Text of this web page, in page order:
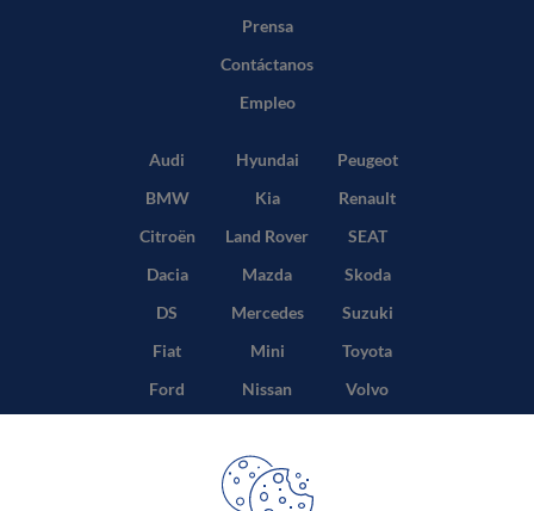
Prensa
Contáctanos
Empleo
Audi
BMW
Citroën
Dacia
DS
Fiat
Ford
Hyundai
Kia
Land Rover
Mazda
Mercedes
Mini
Nissan
Peugeot
Renault
SEAT
Skoda
Suzuki
Toyota
Volvo